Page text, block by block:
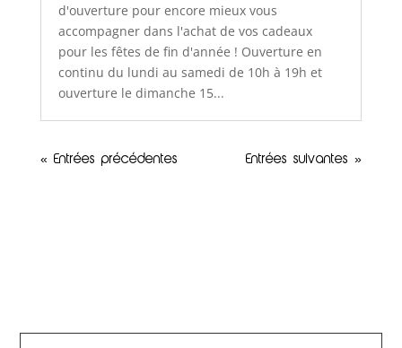
d'ouverture pour encore mieux vous
accompagner dans l'achat de vos cadeaux
pour les fêtes de fin d'année ! Ouverture en
continu du lundi au samedi de 10h à 19h et
ouverture le dimanche 15...
« Entrées précédentes Entrées suivantes »